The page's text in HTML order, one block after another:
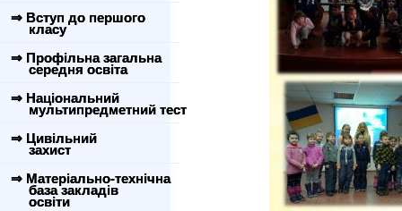
⇒ Вступ до першого
класу
⇒ Профільна загальна
середня освіта
⇒ Національний
мультипредметний тест
⇒ Цивільний
захист
⇒ Матеріально-технічна
база закладів
освіти